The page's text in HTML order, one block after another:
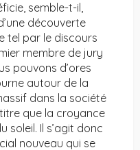
semble-t-il,
découverte
tel par le discours
membre de jury
pouvons d’ores
autour de la
dans la société
que la croyance
soleil. Il s’agit donc
nouveau qui se